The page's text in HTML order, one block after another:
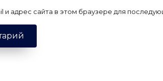
и адрес сайта в этом браузере для